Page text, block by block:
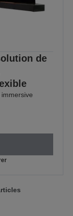
de